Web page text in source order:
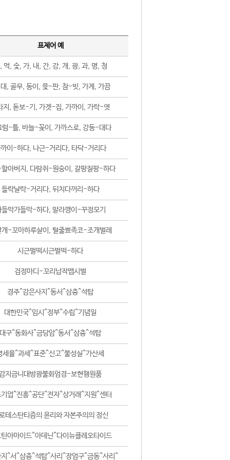
표제어 예
먹, 숯, 가, 내, 간, 강, 개, 광, 과, 명, 청
, 골무, 동이, 윷-판, 참-빗, 가게, 가끔
지, 돋보-기, 가겟-집, 가까이, 가락-엿
럼-틀, 바늘-꽂이, 가까스로, 강동-대다
이-하다, 나근-거리다, 타닥-거리다
아버지, 다람쥐-원숭이, 갈팡질팡-하다
들락날락-거리다, 뒤치다꺼리-하다
들막가들막-하다, 말라깽이-꾸정모기
개-꼬마하루살이, 털줄뾰족코-조개벌레
시근벌떡시근벌떡-하다
검정마디-꼬리납작맵시벌
경주^감은사지^동서^삼층^석탑
대한민국^임시^정부^수립^기념일
대구^동화사^금당암^동서^삼층^석탑
세율^과세^표준^신고^불성실^가산세
지금니대방광불화엄경-보현행원품
업^진흥^공단^전자^상거래^지원^센터
테스탄티즘의 윤리와 자본주의의 정신
아마이드^아데닌^다이뉴클레오타이드
^서^삼층^석탑^사리^장엄구^금동^사리^